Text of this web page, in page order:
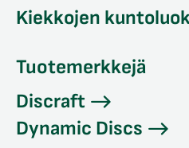
Kiekkojen
Tuotemerkkejä
Discraft
Dynamic Discs